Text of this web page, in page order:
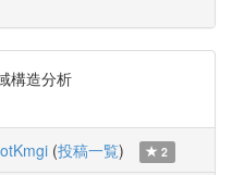
構造分析
(投稿一覧) 2